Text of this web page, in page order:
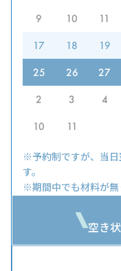
9 10 11
17 18 19
25 26 27
2 3 4
10 11
※予約制ですが、当日
す。
※期間中でも材料が無
空き